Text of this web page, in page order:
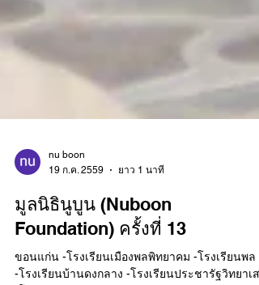
19 ก.ค. 2559
ยาว 1 นาที
มูลนิธินูบูน (Nuboon
Foundation) ครั้งที่ 13